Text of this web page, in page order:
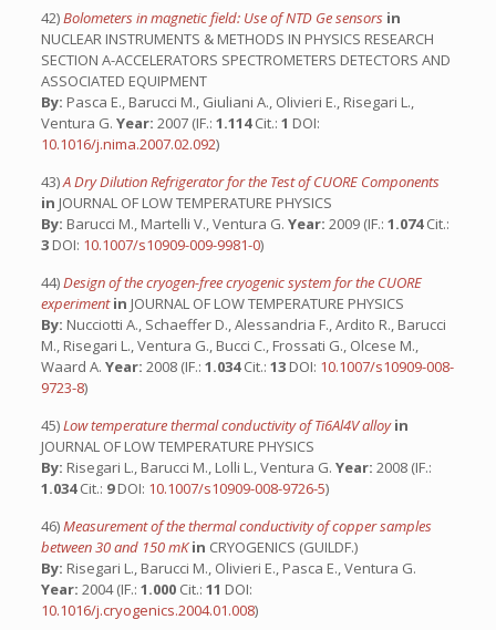
42)Bolometers in magnetic field: Use of NTD Ge sensors in
NUCLEAR INSTRUMENTS & METHODS IN PHYSICS RESEARCH
SECTION A-ACCELERATORS SPECTROMETERS DETECTORS AND
ASSOCIATED EQUIPMENT
By: Pasca E., Barucci M., Giuliani A., Olivieri E., Risegari L.,
Ventura G. Year: 2007 (IF.: 1.114Cit.: 1 DOI:
10.1016/j.nima.2007.02.092)
43)A Dry Dilution Refrigerator for the Test of CUORE Components
in JOURNAL OF LOW TEMPERATURE PHYSICS
By: Barucci M., Martelli V., Ventura G. Year: 2009 (IF.: 1.074Cit.:
3 DOI: 10.1007/s10909-009-9981-0)
44)Design of the cryogen-free cryogenic system for the CUORE
experimentin JOURNAL OF LOW TEMPERATURE PHYSICS
By: Nucciotti A., Schaeffer D., Alessandria F., Ardito R., Barucci
M., Risegari L., Ventura G., Bucci C., Frossati G., Olcese M.,
Waard A. Year: 2008 (IF.: 1.034Cit.: 13 DOI: 10.1007/s10909-008-
9723-8)
45)Low temperature thermal conductivity of Ti6Al4V alloyin
JOURNAL OF LOW TEMPERATURE PHYSICS
By: Risegari L., Barucci M., Lolli L., Ventura G. Year: 2008 (IF.:
1.034Cit.: 9DOI: 10.1007/s10909-008-9726-5)
46)Measurement of the thermal conductivity of copper samples
between 30 and 150 mKin CRYOGENICS (GUILDF.)
By: Risegari L., Barucci M., Olivieri E., Pasca E., Ventura G.
Year: 2004 (IF.: 1.000 Cit.: 11 DOI:
10.1016/j.cryogenics.2004.01.008)